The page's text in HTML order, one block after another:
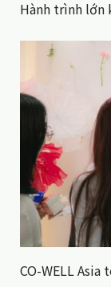
Hành trình lớn
CO-WELL